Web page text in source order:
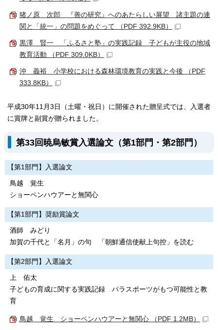
猪ノ原 次郎 『善の研究』へのあたらしい展望 諸主題の連
関と「統一」の問題をめぐって （PDF 392.9KB）
黒澤 賢一 「ふるさと塾」の実践記録 子どもが主役の地域
教育活動 （PDF 309.0KB）
沖 義裕 小学校における森林環境教育の実践と今後 （PDF
333.8KB）
平成30年11月3日（土曜・祝日）に開催された贈呈式では、入選者
に賞牌と副賞が贈られました。
第33回暁烏敏賞入選論文（第1部門・第2部門）
【第1部門】入選論文
鳥越 覚生
ショーペンハウアーと無関心
【第1部門】奨励賞論文
酒師 みどり
加賀の千代と「名月」の句 「朝鮮通信使献上句控」を読む
【第2部門】入選論文
上 佑太
子どもの育成に関する実践記録 パラスポーツがもつ可能性と教
育
鳥越 覚生 ショーペンハウアーと無関心 （PDF 1.2MB）